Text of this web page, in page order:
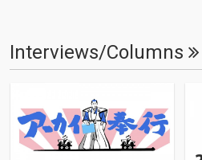
Interviews/Columns